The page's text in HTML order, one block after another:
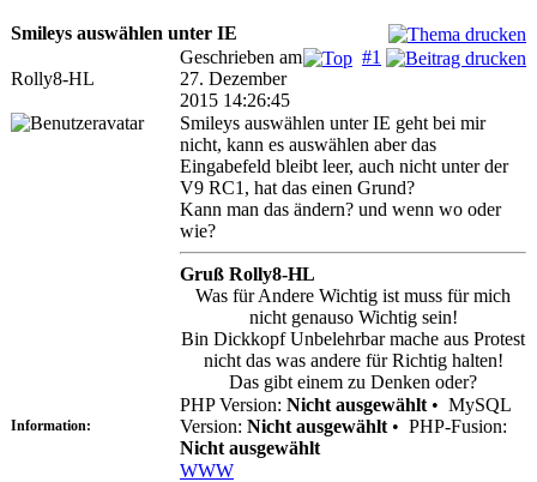
Smileys auswählen unter IE
Rolly8-HL
#1
Geschrieben am
27. Dezember
2015 14:26:45
Smileys auswählen unter IE geht bei mir
nicht, kann es auswählen aber das
Eingabefeld bleibt leer, auch nicht unter der
V9 RC1, hat das einen Grund?
Kann man das ändern? und wenn wo oder
wie?
Gruß Rolly8-HL
Was für Andere Wichtig ist muss für mich
nicht genauso Wichtig sein!
Bin Dickkopf Unbelehrbar mache aus Protest
nicht das was andere für Richtig halten!
Das gibt einem zu Denken oder?
Information:
PHP Version: Nicht ausgewählt • MySQL
Version: Nicht ausgewählt • PHP-Fusion:
Nicht ausgewählt
WWW